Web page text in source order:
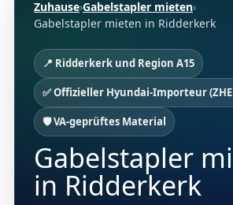
Zuhause›Gabelstapler mieten›
Gabelstapler mieten in Ridderkerk
📍 Ridderkerk und Region A15
✅ Offizieller Hyundai-Importeur (ZHE
🛡️ VA-geprüftes Material
Gabelstapler
in Ridderkerk